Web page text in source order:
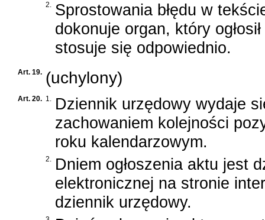
2. Sprostowania błędu w
dokonuje organ, który
stosuje się odpowiednio.
Art. 19. (uchylony)
Art. 20. 1. Dziennik urzędowy wydaje
zachowaniem kolejności
roku kalendarzowym.
2. Dniem ogłoszenia aktu jest
elektronicznej na stronie
dziennik urzędowy.